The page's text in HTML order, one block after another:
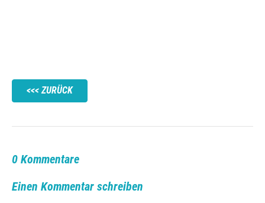
ZURÜCK
0 Kommentare
Einen Kommentar schreiben